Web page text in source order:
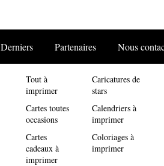
Derniers Partenaires Nous
Tout à
imprimer
Cartes toutes
occasions
Cartes
cadeaux à
imprimer
Caricatures de
stars
Calendriers à
imprimer
Coloriages à
imprimer